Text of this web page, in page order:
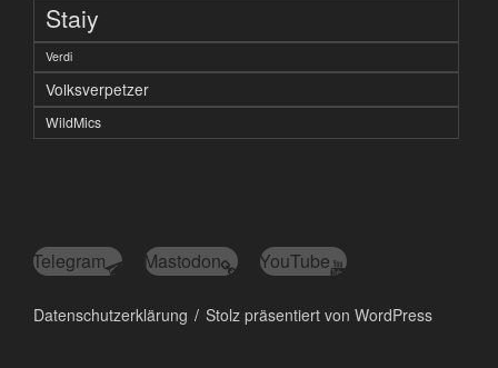
Staiy
Verdi
Volksverpetzer
WildMics
Telegram Mastodon YouTube
Datenschutzerklärung Stolz präsentiert von WordPress